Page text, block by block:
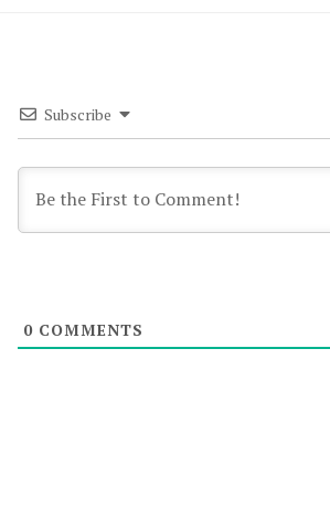
Subscribe
0 COMMENTS